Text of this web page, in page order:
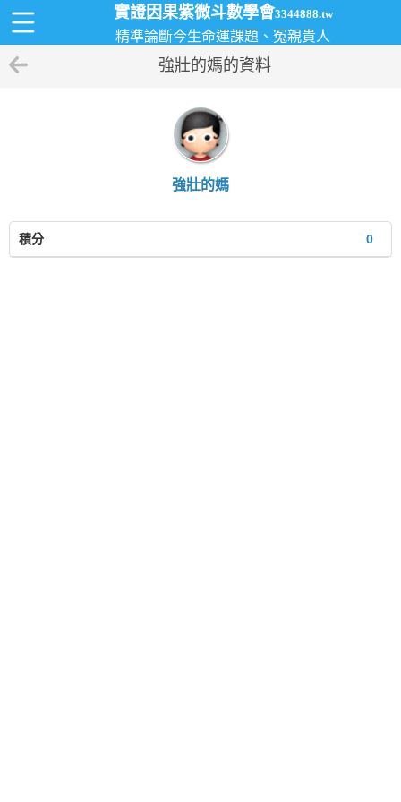
實證因果紫微斗數學會3344888.tw
精準論斷今生命運課題、冤親貴人
強壯的媽的資料
強壯的媽
0
積分